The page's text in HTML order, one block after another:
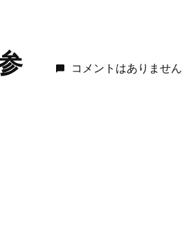
コメントはありません